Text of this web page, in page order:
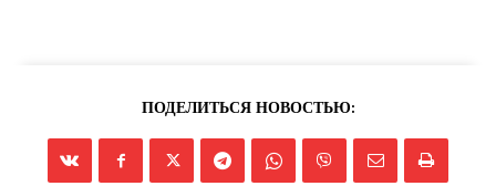
ПОДЕЛИТЬСЯ НОВОСТЬЮ: